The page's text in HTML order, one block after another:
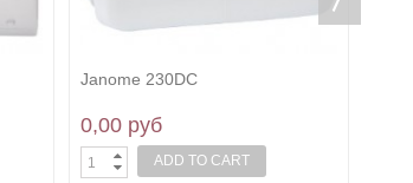
Janome 230DС
0,00 руб
ADD TO CART